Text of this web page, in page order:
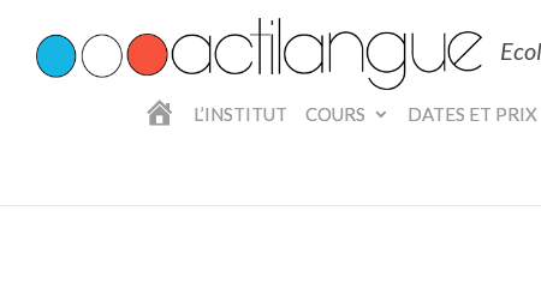
L
L’INSTITUT COURS DATES ET PRIX